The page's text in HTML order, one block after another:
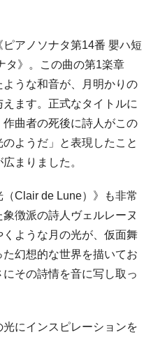
アノソナタ第14番 嬰ハ短
タ》。この曲の第1楽章
うな和音が、月明かりの
ます。正式なタイトルに
作曲者の死後に詩人がこの
ようだ」と表現したこと
まりました。
Clair de Lune）》も非常
徴派の詩人ヴェルレーヌ
ような月の光が、仮面舞
幻想的な世界を描いてお
その詩情を音に写し取っ
にインスピレーションを